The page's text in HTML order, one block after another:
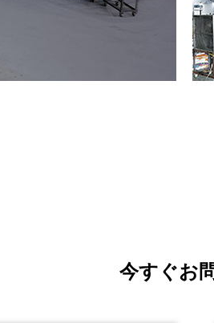
今すぐお